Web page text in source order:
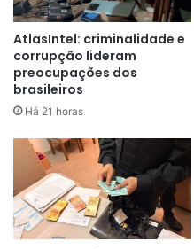
Estadual.
“As cestas básicas foram
candidatos e estavam
antecipadamente uns
davam direito a uma cesta
Polícia Federal, alguns
receberam os ‘cartões’
foram abordados na rua e
AtlasIntel: criminalidade e
corrupção lideram
preocupações dos
brasileiros
Há 21 horas